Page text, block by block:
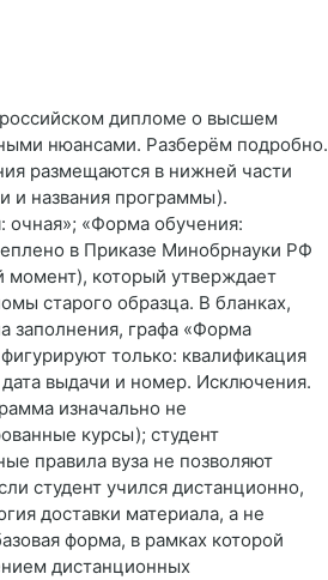
дипломе о высшем
нюансами. Разберём подробно.
размещаются в нижней части
и названия программы).
очная»; «Форма обучения:
в Приказе Минобрнауки РФ
момент), который утверждает
старого образца. В бланках,
заполнения, графа «Форма
только: квалификация
выдачи и номер. Исключения.
изначально не
курсы); студент
правила вуза не позволяют
студент учился дистанционно,
доставки материала, а не
форма, в рамках которой
дистанционных